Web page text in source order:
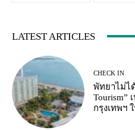
LATEST ARTICLES
CHECK IN
พัทยาไม่ไ
Tourism”
กรุงเทพฯ